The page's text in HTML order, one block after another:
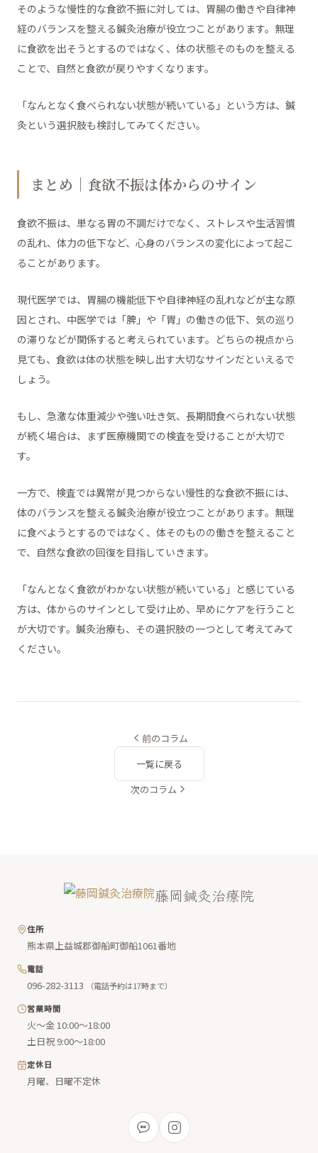
そのような慢性的な食欲不振に対しては、胃腸の働きや自律神
経のバランスを整える鍼灸治療が役立つことがあります。無理
に食欲を出そうとするのではなく、体の状態そのものを整える
ことで、自然と食欲が戻りやすくなります。
「なんとなく食べられない状態が続いている」という方は、鍼
灸という選択肢も検討してみてください。
まとめ｜食欲不振は体からのサイン
食欲不振は、単なる胃の不調だけでなく、ストレスや生活習慣
の乱れ、体力の低下など、心身のバランスの変化によって起こ
ることがあります。
現代医学では、胃腸の機能低下や自律神経の乱れなどが主な原
因とされ、中医学では「脾」や「胃」の働きの低下、気の巡り
の滞りなどが関係すると考えられています。どちらの視点から
見ても、食欲は体の状態を映し出す大切なサインだといえるで
しょう。
もし、急激な体重減少や強い吐き気、長期間食べられない状態
が続く場合は、まず医療機関での検査を受けることが大切で
す。
一方で、検査では異常が見つからない慢性的な食欲不振には、
体のバランスを整える鍼灸治療が役立つことがあります。無理
に食べようとするのではなく、体そのものの働きを整えること
で、自然な食欲の回復を目指していきます。
「なんとなく食欲がわかない状態が続いている」と感じている
方は、体からのサインとして受け止め、早めにケアを行うこと
が大切です。鍼灸治療も、その選択肢の一つとして考えてみて
ください。
前のコラム
一覧に戻る
次のコラム
藤岡鍼灸治療院
住所
熊本県上益城郡御船町御船1061番地
電話
096-282-3113
（電話予約は17時まで）
営業時間
火〜金 10:00〜18:00
土日祝 9:00〜18:00
定休日
月曜、日曜不定休